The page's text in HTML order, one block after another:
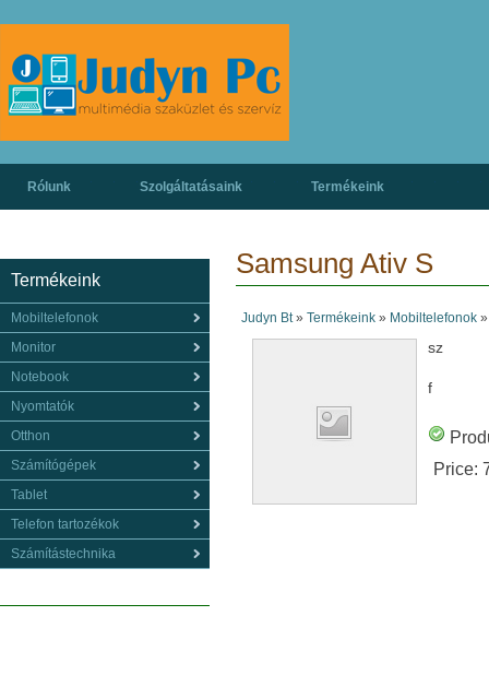
Rólunk Szolgáltatásaink Termékeink
Samsung Ativ S
Judyn Bt» Termékeink» Mobiltelefonok
sz
f
Price:
Termékeink
Mobiltelefonok
Monitor
Notebook
Nyomtatók
Otthon
Számítógépek
Tablet
Telefon tartozékok
Számítástechnika